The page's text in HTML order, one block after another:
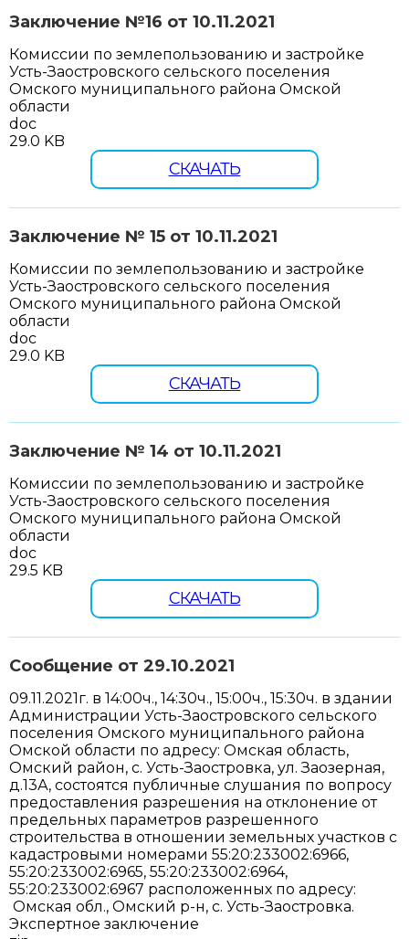
Заключение №16 от 10.11.2021
Комиссии по землепользованию и застройке
Усть-Заостровского сельского поселения
Омского муниципального района Омской
области
doc
29.0 KB
СКАЧАТЬ
Заключение № 15 от 10.11.2021
Комиссии по землепользованию и застройке
Усть-Заостровского сельского поселения
Омского муниципального района Омской
области
doc
29.0 KB
СКАЧАТЬ
Заключение № 14 от 10.11.2021
Комиссии по землепользованию и застройке
Усть-Заостровского сельского поселения
Омского муниципального района Омской
области
doc
29.5 KB
СКАЧАТЬ
Сообщение от 29.10.2021
09.11.2021г. в 14:00ч., 14:30ч., 15:00ч., 15:30ч. в здании
Администрации Усть-Заостровского сельского
поселения Омского муниципального района
Омской области по адресу: Омская область,
Омский район, с. Усть-Заостровка, ул. Заозерная,
д.13А, состоятся публичные слушания по вопросу
предоставления разрешения на отклонение от
предельных параметров разрешенного
строительства в отношении земельных участков с
кадастровыми номерами 55:20:233002:6966,
55:20:233002:6965, 55:20:233002:6964,
55:20:233002:6967 расположенных по адресу:
Омская обл., Омский р-н, с. Усть-Заостровка.
Экспертное заключение